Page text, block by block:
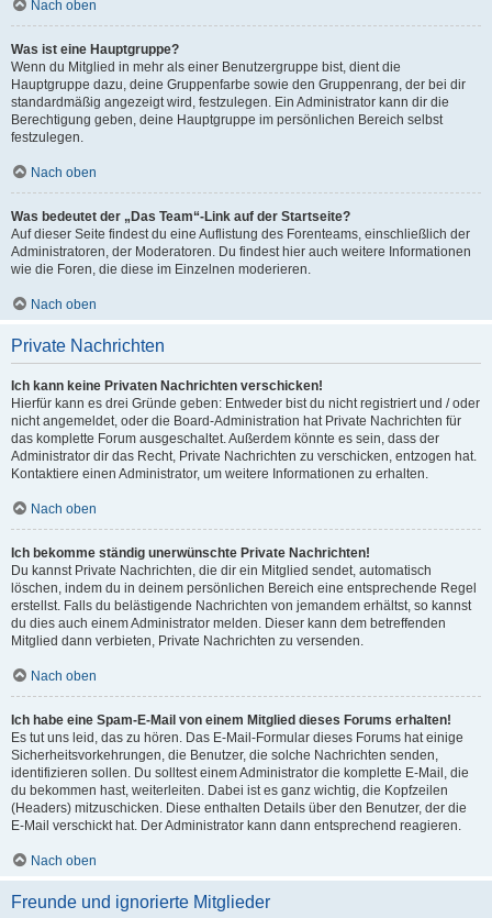
Nach oben
Was ist eine Hauptgruppe?
Wenn du Mitglied in mehr als einer Benutzergruppe bist, dient die
Hauptgruppe dazu, deine Gruppenfarbe sowie den Gruppenrang, der bei dir
standardmäßig angezeigt wird, festzulegen. Ein Administrator kann dir die
Berechtigung geben, deine Hauptgruppe im persönlichen Bereich selbst
festzulegen.
Nach oben
Was bedeutet der „Das Team“-Link auf der Startseite?
Auf dieser Seite findest du eine Auflistung des Forenteams, einschließlich der
Administratoren, der Moderatoren. Du findest hier auch weitere Informationen
wie die Foren, die diese im Einzelnen moderieren.
Nach oben
Private Nachrichten
Ich kann keine Privaten Nachrichten verschicken!
Hierfür kann es drei Gründe geben: Entweder bist du nicht registriert und / oder
nicht angemeldet, oder die Board-Administration hat Private Nachrichten für
das komplette Forum ausgeschaltet. Außerdem könnte es sein, dass der
Administrator dir das Recht, Private Nachrichten zu verschicken, entzogen hat.
Kontaktiere einen Administrator, um weitere Informationen zu erhalten.
Nach oben
Ich bekomme ständig unerwünschte Private Nachrichten!
Du kannst Private Nachrichten, die dir ein Mitglied sendet, automatisch
löschen, indem du in deinem persönlichen Bereich eine entsprechende Regel
erstellst. Falls du belästigende Nachrichten von jemandem erhältst, so kannst
du dies auch einem Administrator melden. Dieser kann dem betreffenden
Mitglied dann verbieten, Private Nachrichten zu versenden.
Nach oben
Ich habe eine Spam-E-Mail von einem Mitglied dieses Forums erhalten!
Es tut uns leid, das zu hören. Das E-Mail-Formular dieses Forums hat einige
Sicherheitsvorkehrungen, die Benutzer, die solche Nachrichten senden,
identifizieren sollen. Du solltest einem Administrator die komplette E-Mail, die
du bekommen hast, weiterleiten. Dabei ist es ganz wichtig, die Kopfzeilen
(Headers) mitzuschicken. Diese enthalten Details über den Benutzer, der die
E-Mail verschickt hat. Der Administrator kann dann entsprechend reagieren.
Nach oben
Freunde und ignorierte Mitglieder